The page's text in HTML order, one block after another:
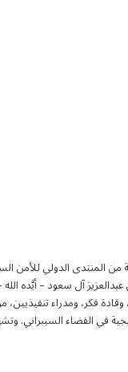
آل سعود – أيَّده
في الفضاء السيبراني.